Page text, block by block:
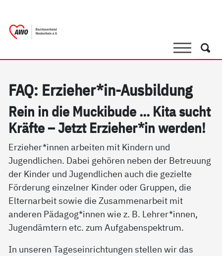
SucheSuche
FAQ: Er­zie­her*in-Aus­bil­dung
Rein in die Mu­cki­bu­de ... Ki­ta sucht
Kräf­te – Jetzt Er­zie­her*in wer­den!
Erzieher*innen arbeiten mit Kindern und
Jugendlichen. Dabei gehören neben der Betreuung
der Kinder und Jugendlichen auch die gezielte
Förderung einzelner Kinder oder Gruppen, die
Elternarbeit sowie die Zusammenarbeit mit
anderen Pädagog*innen wie z. B. Lehrer*innen,
Jugendämtern etc. zum Aufgabenspektrum.
In unseren Tageseinrichtungen stellen wir das